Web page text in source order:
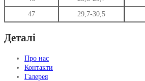
47
29,7-30,5
Деталі
Про нас
Контакти
Галерея